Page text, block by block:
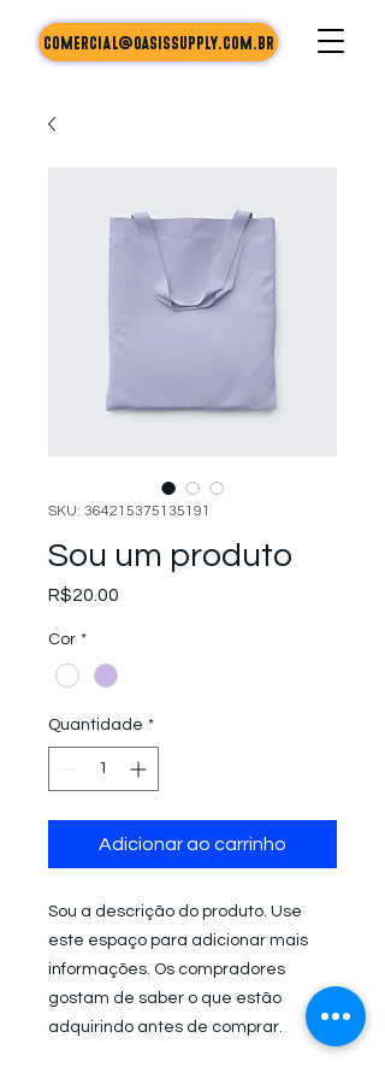
comercial@oasissupply.com.br
SKU: 364215375135191
Sou um produto
R$20.00
Cor *
Quantidade *
Adicionar ao carrinho
Sou a descrição do produto. Use
este espaço para adicionar mais
informações. Os compradores
gostam de saber o que estão
adquirindo antes de comprar.